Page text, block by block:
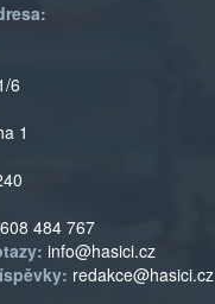
6
1
484 767
info@hasici.cz
redakce@hasici.cz